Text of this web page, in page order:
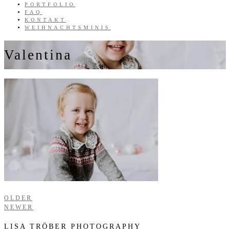
PORTFOLIO
FAQ
KONTAKT
WEIHNACHTSMINIS
Valentina
OLDER
NEWER
LISA TRÖBER PHOTOGRAPHY